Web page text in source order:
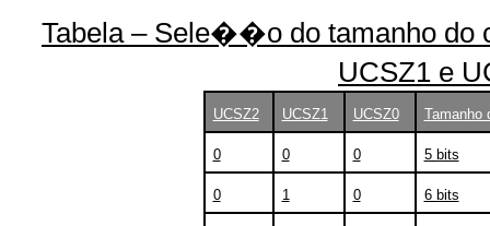
Tabela – Sele��o do tamanho do
UCSZ1 e
UCSZ2 UCSZ1 UCSZ0 Tamanho
0 0 0 5 bits
0 1 0 6 bits